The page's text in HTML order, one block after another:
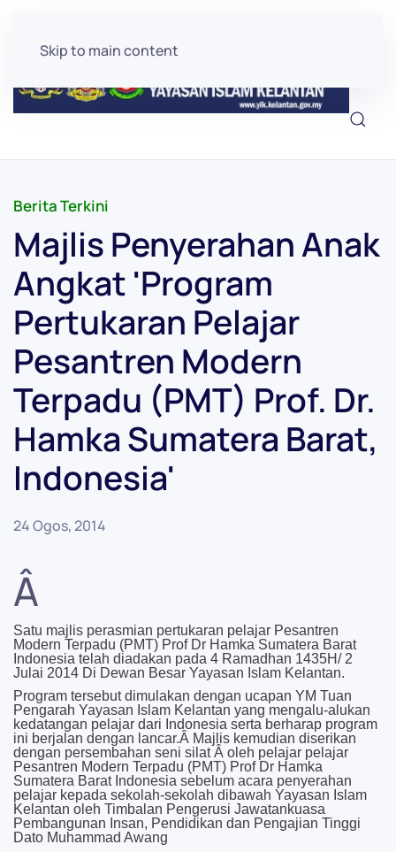
Skip to main content
Berita Terkini
Majlis Penyerahan Anak
Angkat 'Program
Pertukaran Pelajar
Pesantren Modern
Terpadu (PMT) Prof. Dr.
Hamka Sumatera Barat,
Indonesia'
24 Ogos, 2014
Â
Satu majlis perasmian pertukaran pelajar Pesantren
Modern Terpadu (PMT) Prof Dr Hamka Sumatera Barat
Indonesia telah diadakan pada 4 Ramadhan 1435H/ 2
Julai 2014 Di Dewan Besar Yayasan Islam Kelantan.
Program tersebut dimulakan dengan ucapan YM Tuan
Pengarah Yayasan Islam Kelantan yang mengalu-alukan
kedatangan pelajar dari Indonesia serta berharap program
ini berjalan dengan lancar.Â Majlis kemudian diserikan
dengan persembahan seni silat Â oleh pelajar pelajar
Pesantren Modern Terpadu (PMT) Prof Dr Hamka
Sumatera Barat Indonesia sebelum acara penyerahan
pelajar kepada sekolah-sekolah dibawah Yayasan Islam
Kelantan oleh Timbalan Pengerusi Jawatankuasa
Pembangunan Insan, Pendidikan dan Pengajian Tinggi
Dato Muhammad Awang